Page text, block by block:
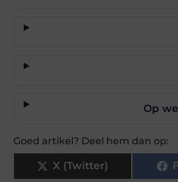
Op
Goed artikel? Deel hem dan op:
X (Twitter)